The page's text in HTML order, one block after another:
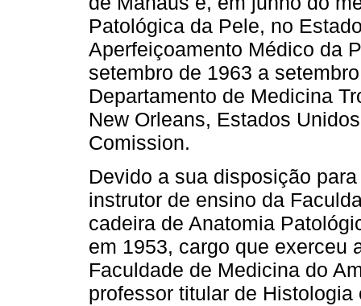
Patológica da Pele, no
Aperfeiçoamento Médico da
setembro de 1963 a
Departamento de Medicina
New Orleans, Estados
Comission.
Devido a sua disposição
instrutor de ensino da
cadeira de Anatomia
em 1953, cargo que exerceu
Faculdade de Medicina do
professor titular de